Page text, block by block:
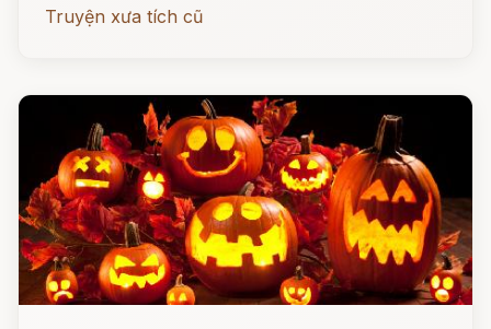
Truyện xưa tích cũ